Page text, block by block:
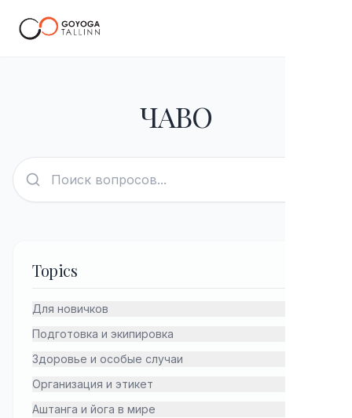
ЧАВО
Topics
Для новичков
Подготовка и экипировка
Здоровье и особые случаи
Организация и этикет
Аштанга и йога в мире